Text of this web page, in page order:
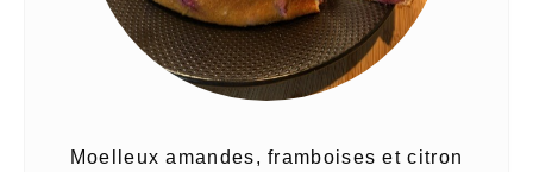
Moelleux amandes, framboises et citron